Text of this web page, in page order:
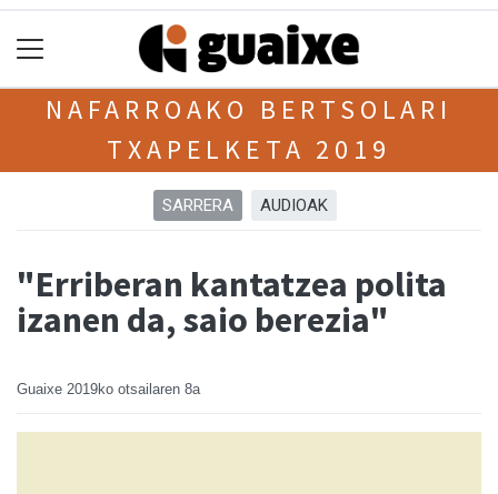
NAFARROAKO BERTSOLARI
TXAPELKETA 2019
SARRERA AUDIOAK
"Erriberan kantatzea polita
izanen da, saio berezia"
Guaixe 2019ko otsailaren 8a